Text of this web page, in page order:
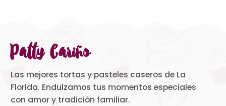
Patty Cariño
Las mejores tortas y pasteles caseros de La
Florida. Endulzamos tus momentos especiales
con amor y tradición familiar.